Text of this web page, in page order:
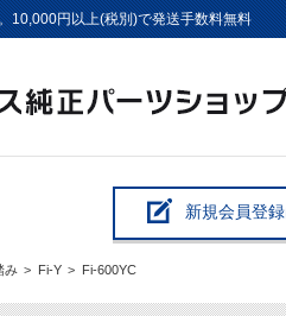
10,000円以上(税別)で発送手数料無料
新規会員登
み > Fi-Y > Fi-600YC